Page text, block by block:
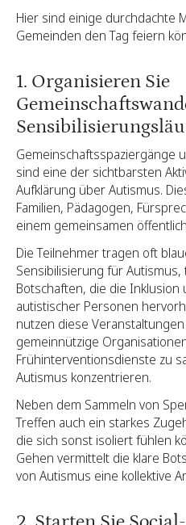
Hier sind einige durchdachte
Gemeinden den Tag feiern
1. Organisieren Sie
Gemeinschaftsspaziergänge
sind eine der sichtbarsten
Aufklärung über Autismus.
Familien, Pädagogen,
einem gemeinsamen
Die Teilnehmer tragen oft
Sensibilisierung für
Botschaften, die die
autistischer Personen
nutzen diese
gemeinnützige
Frühinterventionsdienste zu
Autismus konzentrieren.
Neben dem Sammeln von
Treffen auch ein starkes
die sich sonst isoliert fühlen
Gehen vermittelt die klare
von Autismus eine kollektive